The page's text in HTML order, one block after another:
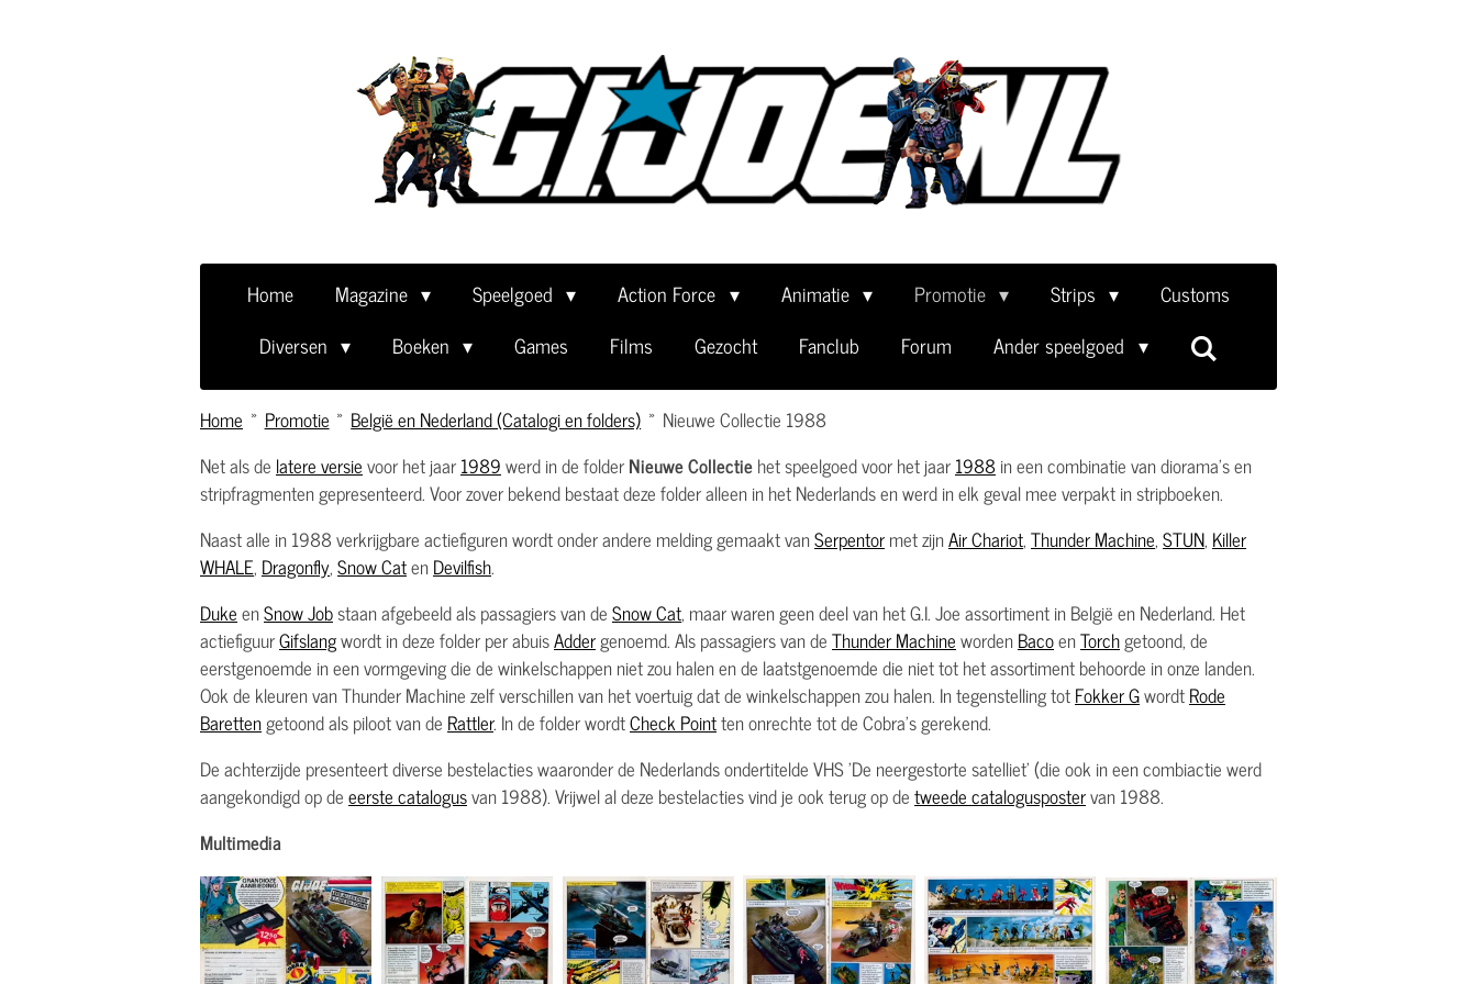
Home Magazine Speelgoed Action Force Animatie Promotie Strips
Customs
Diversen
Boeken Games Films Gezocht Fanclub Forum Ander speelgoed
Home » Promotie » België en Nederland (Catalogi en folders) » Nieuwe Collectie 1988
Net als de latere versievoor het jaar1989werd in de folderNieuwe Collectiehet speelgoed voor het jaar1988in een combinatie van diorama's en
stripfragmenten gepresenteerd. Voor zover bekend bestaat deze folder alleen in het Nederlands en werd in elk geval mee verpakt in stripboeken.
Naast alle in 1988 verkrijgbare actiefiguren wordt onder andere melding gemaakt vanSerpentormet zijnAir Chariot,Thunder Machine,STUN, Killer
WHALE, Dragonfly,Snow CatenDevilfish.
DukeenSnow Jobstaan afgebeeld als passagiers van deSnow Cat, maar waren geen deel van het G.I. Joe assortiment in België en Nederland. Het
actiefiguurGifslangwordt in deze folder per abuisAddergenoemd. Als passagiers van deThunder MachinewordenBacoenTorchgetoond, de
eerstgenoemde in een vormgeving die de winkelschappen niet zou halen en de laatstgenoemde die niet tot het assortiment behoorde in onze landen.
Ook de kleuren van Thunder Machine zelf verschillen van het voertuig dat de winkelschappen zou halen. In tegenstelling totFokker GwordtRode
Barettengetoond als piloot van de Rattler. In de folder wordtCheck Pointten onrechte tot de Cobra's gerekend.
De achterzijde presenteert diverse bestelacties waaronder de Nederlands ondertitelde VHS 'De neergestorte satelliet' (die ook in een combiactie werd
aangekondigd op deeerste catalogusvan 1988). Vrijwel al deze bestelacties vind je ook terug op detweede cataloguspostervan 1988.
Multimedia